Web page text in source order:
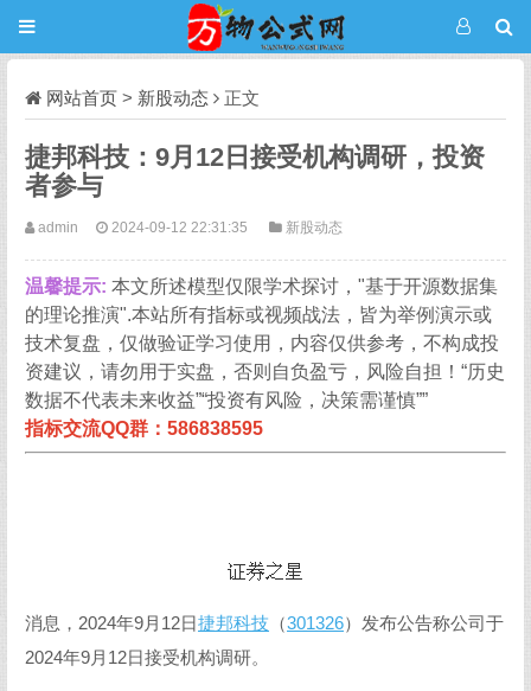
网站首页 > 新股动态 正文
捷邦科技：9月12日接受机构调研，投资
者参与
admin 2024-09-12 22:31:35 新股动态
温馨提示: 本文所述模型仅限学术探讨，"基于开源数据集
的理论推演".本站所有指标或视频战法，皆为举例演示或
技术复盘，仅做验证学习使用，内容仅供参考，不构成投
资建议，请勿用于实盘，否则自负盈亏，风险自担！“历史
数据不代表未来收益”“投资有风险，决策需谨慎””
指标交流QQ群：586838595
消息，2024年9月12日捷邦科技 （301326）发布公告称公司于
2024年9月12日接受机构调研。